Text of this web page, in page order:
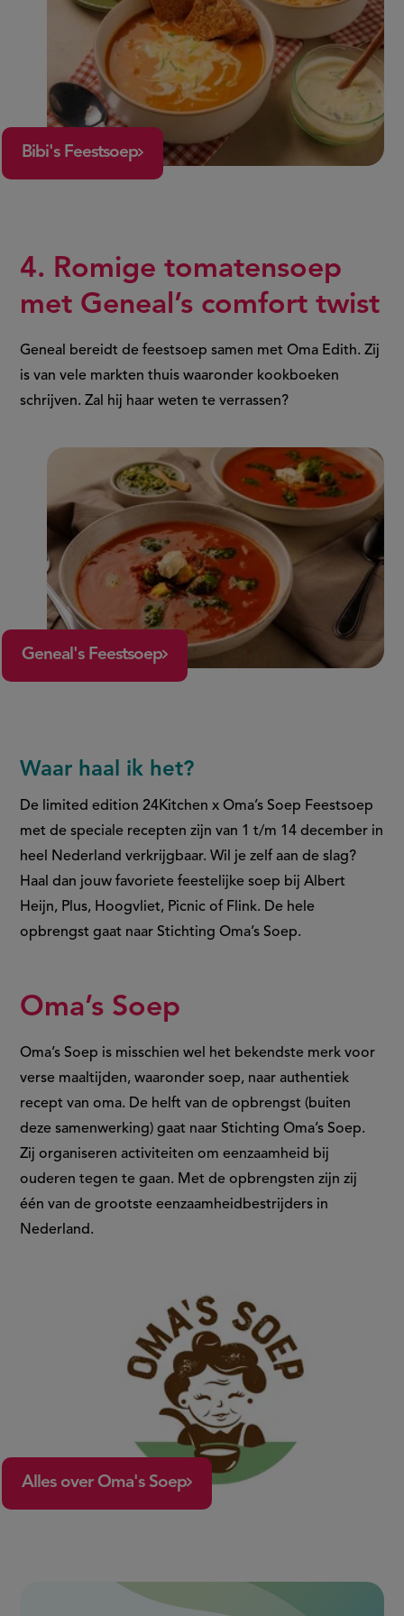
Bibi's Feestsoep
4. Romige tomatensoep
met Geneal’s comfort twist
Geneal bereidt de feestsoep samen met Oma Edith. Zij
is van vele markten thuis waaronder kookboeken
schrijven. Zal hij haar weten te verrassen?
Geneal's Feestsoep
Waar haal ik het?
De limited edition 24Kitchen x Oma’s Soep Feestsoep
met de speciale recepten zijn van 1 t/m 14 december in
heel Nederland verkrijgbaar. Wil je zelf aan de slag?
Haal dan jouw favoriete feestelijke soep bij Albert
Heijn, Plus, Hoogvliet, Picnic of Flink. De hele
opbrengst gaat naar Stichting Oma’s Soep.
Oma’s Soep
Oma’s Soep is misschien wel het bekendste merk voor
verse maaltijden, waaronder soep, naar authentiek
recept van oma. De helft van de opbrengst (buiten
deze samenwerking) gaat naar Stichting Oma’s Soep.
Zij organiseren activiteiten om eenzaamheid bij
ouderen tegen te gaan. Met de opbrengsten zijn zij
één van de grootste eenzaamheidbestrijders in
Nederland.
Alles over Oma's Soep